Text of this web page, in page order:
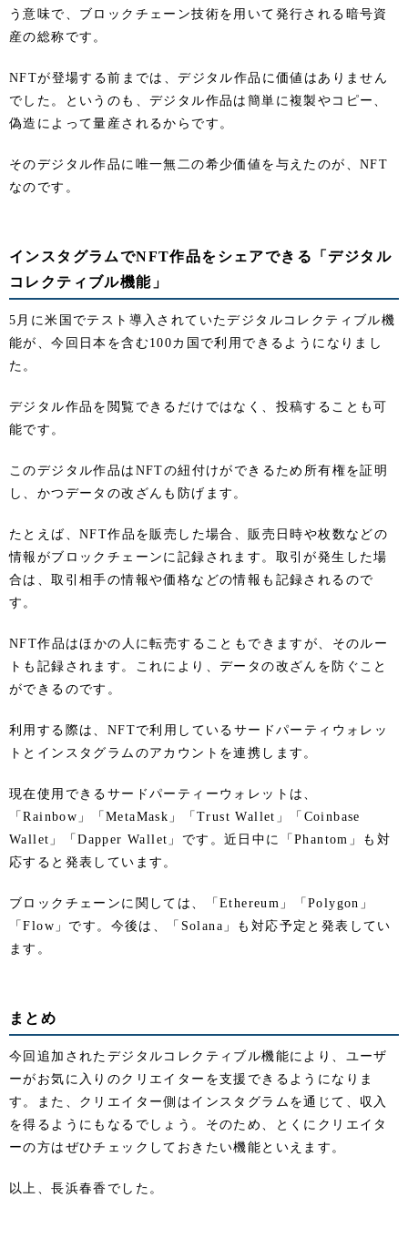
う意味で、ブロックチェーン技術を用いて発行される暗号資
産の総称です。
NFTが登場する前までは、デジタル作品に価値はありません
でした。というのも、デジタル作品は簡単に複製やコピー、
偽造によって量産されるからです。
そのデジタル作品に唯一無二の希少価値を与えたのが、NFT
なのです。
インスタグラムでNFT作品をシェアできる「デジタル
コレクティブル機能」
5月に米国でテスト導入されていたデジタルコレクティブル機
能が、今回日本を含む100カ国で利用できるようになりまし
た。
デジタル作品を閲覧できるだけではなく、投稿することも可
能です。
このデジタル作品はNFTの紐付けができるため所有権を証明
し、かつデータの改ざんも防げます。
たとえば、NFT作品を販売した場合、販売日時や枚数などの
情報がブロックチェーンに記録されます。取引が発生した場
合は、取引相手の情報や価格などの情報も記録されるので
す。
NFT作品はほかの人に転売することもできますが、そのルー
トも記録されます。これにより、データの改ざんを防ぐこと
ができるのです。
利用する際は、NFTで利用しているサードパーティウォレッ
トとインスタグラムのアカウントを連携します。
現在使用できるサードパーティーウォレットは、
「Rainbow」「MetaMask」「Trust Wallet」「Coinbase
Wallet」「Dapper Wallet」です。近日中に「Phantom」も対
応すると発表しています。
ブロックチェーンに関しては、「Ethereum」「Polygon」
「Flow」です。今後は、「Solana」も対応予定と発表してい
ます。
まとめ
今回追加されたデジタルコレクティブル機能により、ユーザ
ーがお気に入りのクリエイターを支援できるようになりま
す。また、クリエイター側はインスタグラムを通じて、収入
を得るようにもなるでしょう。そのため、とくにクリエイタ
ーの方はぜひチェックしておきたい機能といえます。
以上、長浜春香でした。